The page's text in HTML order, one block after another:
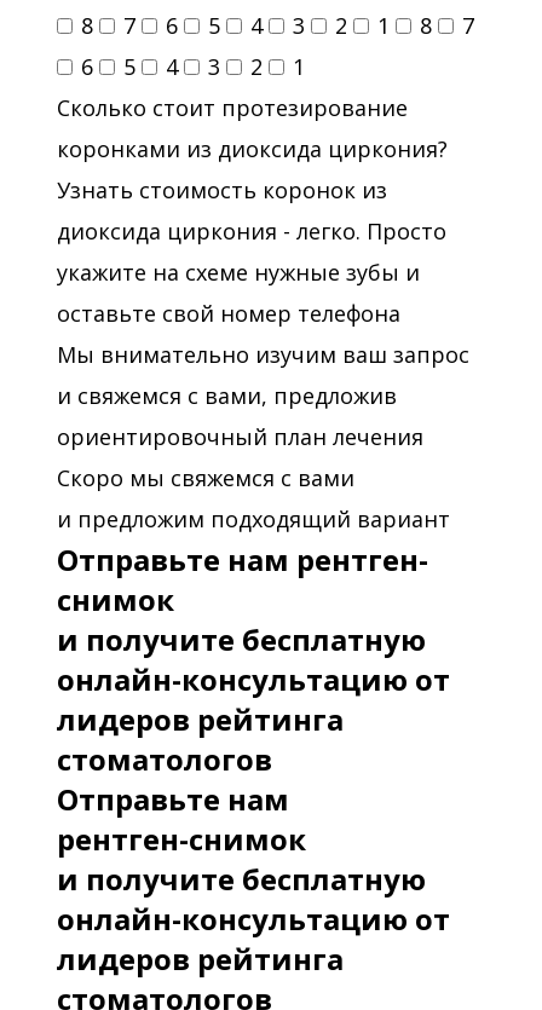
8
7 6 5 4 3 2 1 8
7
6
5 4 3 2
1
Сколько стоит протезирование
коронками из диоксида циркония?
Узнать стоимость коронок из
диоксида циркония - легко. Просто
укажите на схеме нужные зубы и
оставьте свой номер телефона
Мы внимательно изучим ваш запрос
и свяжемся с вами, предложив
ориентировочный план лечения
Скоро мы свяжемся с вами
и предложим подходящий вариант
Отправьте нам рентген-
снимок
и получите бесплатную
онлайн-консультацию от
лидеров рейтинга
стоматологов
Отправьте нам
рентген-снимок
и получите бесплатную
онлайн-консультацию от
лидеров рейтинга
стоматологов